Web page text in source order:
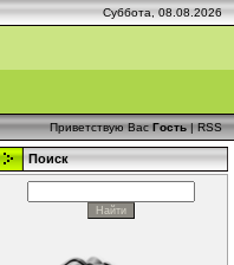
Суббота, 08.08.2026
Приветствую Вас Гость|RSS
Поиск